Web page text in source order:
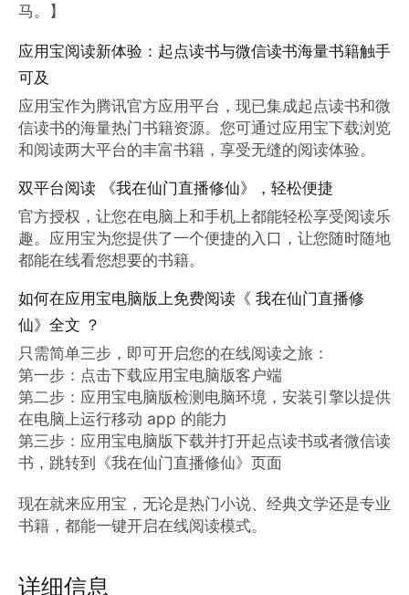
马。】
应用宝阅读新体验：起点读书与微信读书海量书籍触手
可及
应用宝作为腾讯官方应用平台，现已集成起点读书和微
信读书的海量热门书籍资源。您可通过应用宝下载浏览
和阅读两大平台的丰富书籍，享受无缝的阅读体验。
双平台阅读 《我在仙门直播修仙》，轻松便捷
官方授权，让您在电脑上和手机上都能轻松享受阅读乐
趣。应用宝为您提供了一个便捷的入口，让您随时随地
都能在线看您想要的书籍。
如何在应用宝电脑版上免费阅读《 我在仙门直播修
仙》全文 ？
只需简单三步，即可开启您的在线阅读之旅：
第一步：点击下载应用宝电脑版客户端
第二步：应用宝电脑版检测电脑环境，安装引擎以提供
在电脑上运行移动 app 的能力
第三步：应用宝电脑版下载并打开起点读书或者微信读
书，跳转到《我在仙门直播修仙》页面
现在就来应用宝，无论是热门小说、经典文学还是专业
书籍，都能一键开启在线阅读模式。
详细信息